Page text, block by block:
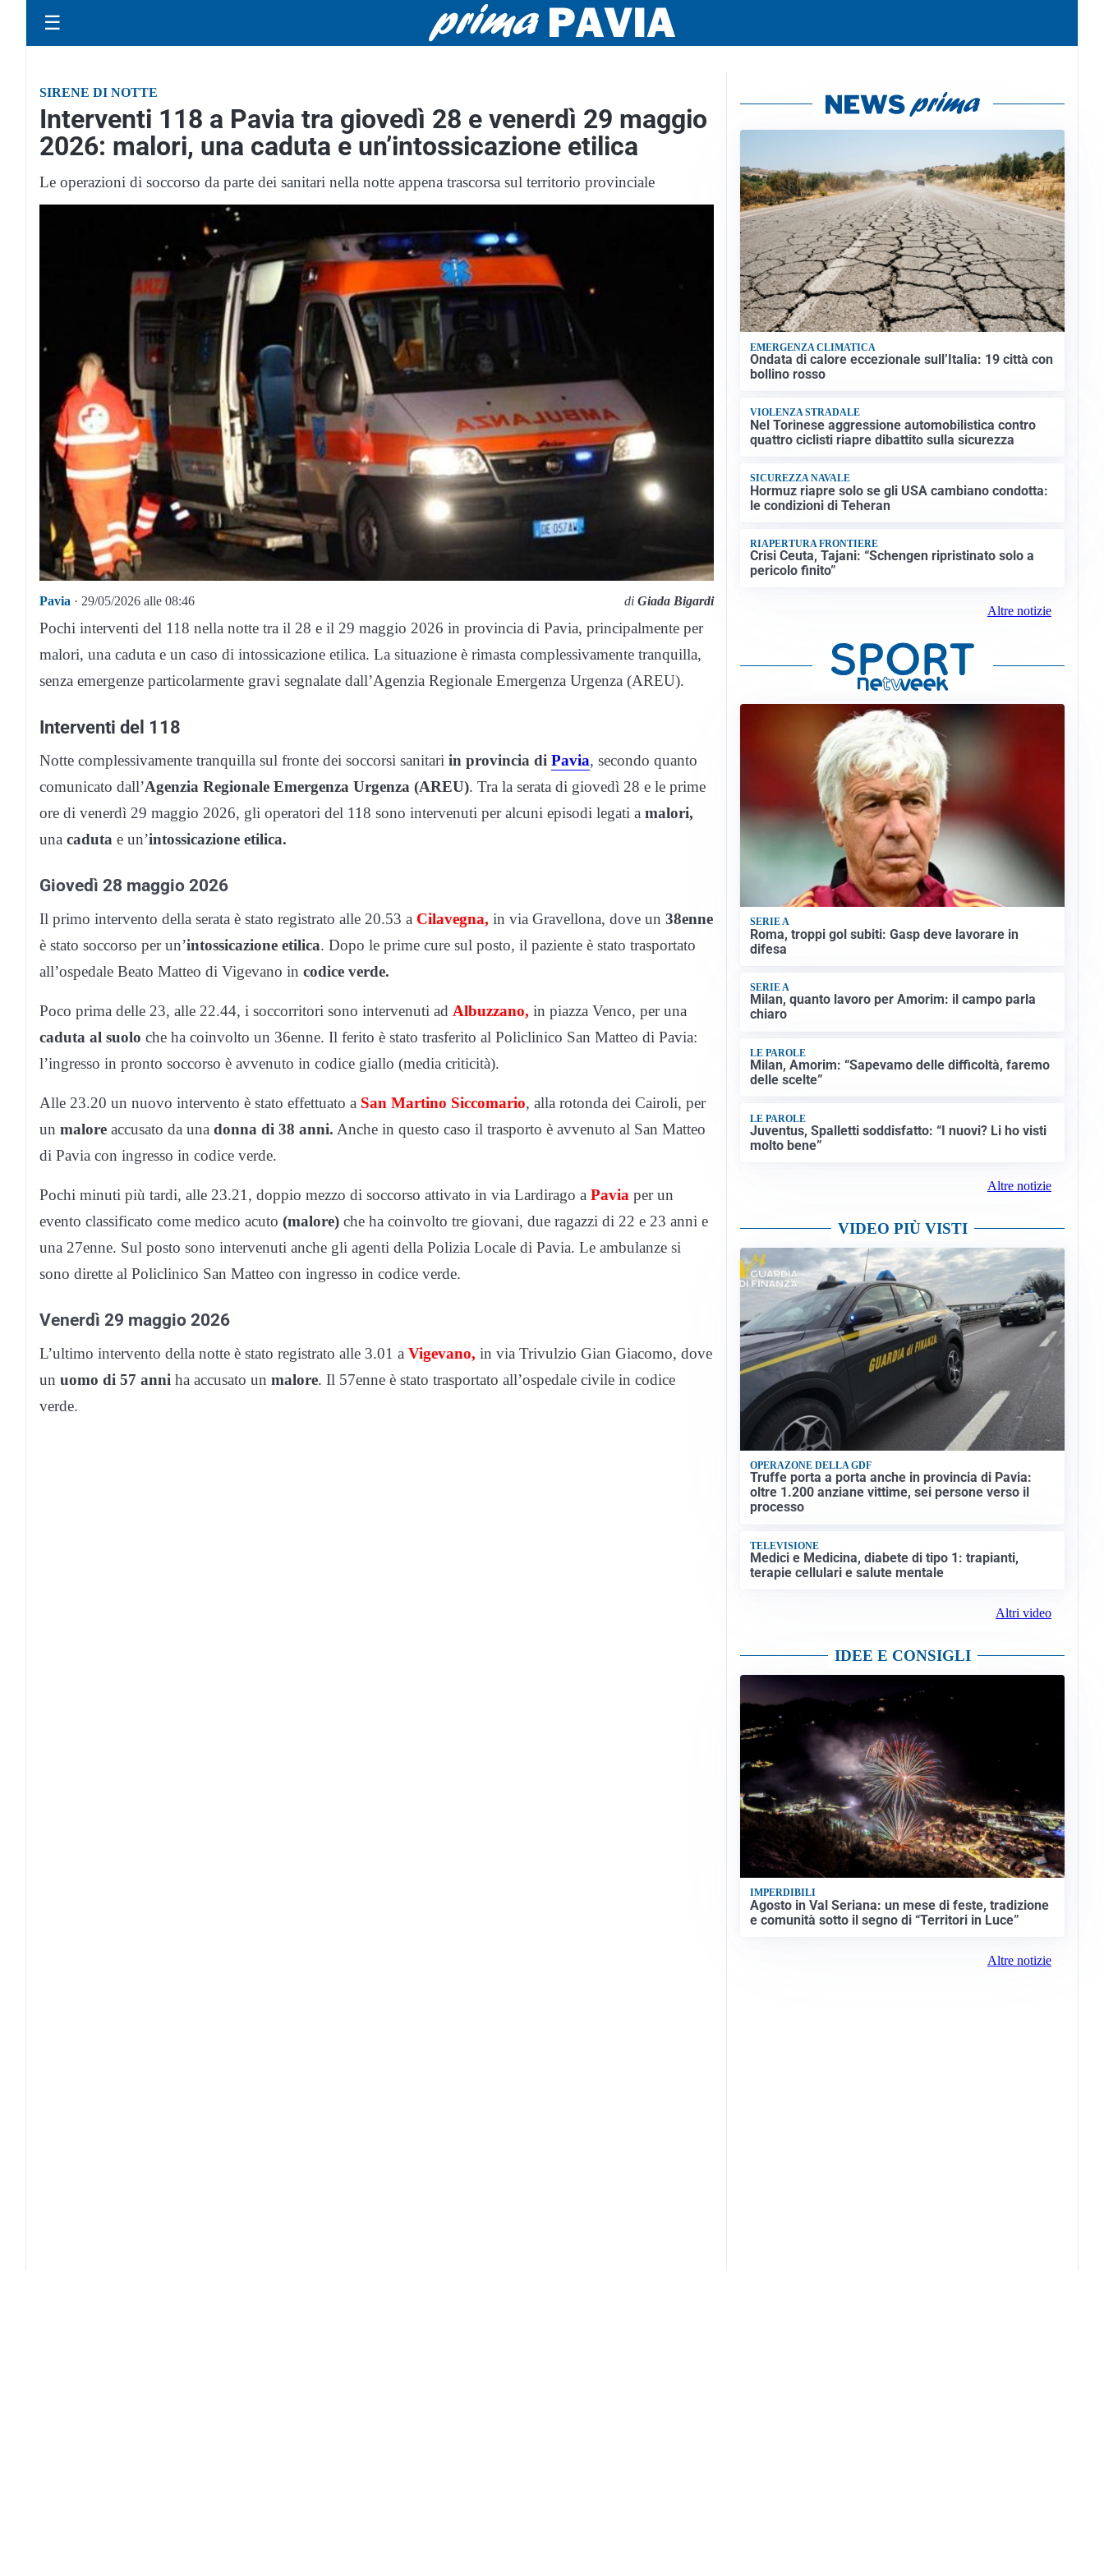
☰
SIRENE DI NOTTE
Interventi 118 a Pavia tra giovedì 28 e venerdì 29 maggio
2026: malori, una caduta e un’intossicazione etilica
Le operazioni di soccorso da parte dei sanitari nella notte appena trascorsa sul territorio provinciale
Pavia · 29/05/2026 alle 08:46 diGiada Bigardi
Pochi interventi del 118 nella notte tra il 28 e il 29 maggio 2026 in provincia di Pavia, principalmente per
malori, una caduta e un caso di intossicazione etilica. La situazione è rimasta complessivamente tranquilla,
senza emergenze particolarmente gravi segnalate dall’Agenzia Regionale Emergenza Urgenza (AREU).
Interventi del 118
Notte complessivamente tranquilla sul fronte dei soccorsi sanitari in provincia di Pavia, secondo quanto
comunicato dall’Agenzia Regionale Emergenza Urgenza (AREU). Tra la serata di giovedì 28 e le prime
ore di venerdì 29 maggio 2026, gli operatori del 118 sono intervenuti per alcuni episodi legati a malori,
una caduta e un’intossicazione etilica.
Giovedì 28 maggio 2026
Il primo intervento della serata è stato registrato alle 20.53 a Cilavegna, in via Gravellona, dove un 38enne
è stato soccorso per un’intossicazione etilica. Dopo le prime cure sul posto, il paziente è stato trasportato
all’ospedale Beato Matteo di Vigevano in codice verde.
Poco prima delle 23, alle 22.44, i soccorritori sono intervenuti ad Albuzzano, in piazza Venco, per una
caduta al suolo che ha coinvolto un 36enne. Il ferito è stato trasferito al Policlinico San Matteo di Pavia:
l’ingresso in pronto soccorso è avvenuto in codice giallo (media criticità).
Alle 23.20 un nuovo intervento è stato effettuato a San Martino Siccomario, alla rotonda dei Cairoli, per
un malore accusato da una donna di 38 anni. Anche in questo caso il trasporto è avvenuto al San Matteo
di Pavia con ingresso in codice verde.
Pochi minuti più tardi, alle 23.21, doppio mezzo di soccorso attivato in via Lardirago a Pavia per un
evento classificato come medico acuto (malore) che ha coinvolto tre giovani, due ragazzi di 22 e 23 anni e
una 27enne. Sul posto sono intervenuti anche gli agenti della Polizia Locale di Pavia. Le ambulanze si
sono dirette al Policlinico San Matteo con ingresso in codice verde.
Venerdì 29 maggio 2026
L’ultimo intervento della notte è stato registrato alle 3.01 a Vigevano, in via Trivulzio Gian Giacomo, dove
un uomo di 57 anni ha accusato un malore. Il 57enne è stato trasportato all’ospedale civile in codice
verde.
EMERGENZA CLIMATICA
Ondata di calore eccezionale sull’Italia: 19 città con
bollino rosso
VIOLENZA STRADALE
Nel Torinese aggressione automobilistica contro
quattro ciclisti riapre dibattito sulla sicurezza
SICUREZZA NAVALE
Hormuz riapre solo se gli USA cambiano condotta:
le condizioni di Teheran
RIAPERTURA FRONTIERE
Crisi Ceuta, Tajani: “Schengen ripristinato solo a
pericolo finito”
Altre notizie
SERIE A
Roma, troppi gol subiti: Gasp deve lavorare in
difesa
SERIE A
Milan, quanto lavoro per Amorim: il campo parla
chiaro
LE PAROLE
Milan, Amorim: “Sapevamo delle difficoltà, faremo
delle scelte”
LE PAROLE
Juventus, Spalletti soddisfatto: “I nuovi? Li ho visti
molto bene”
Altre notizie
VIDEO PIÙ VISTI
OPERAZONE DELLA GDF
Truffe porta a porta anche in provincia di Pavia:
oltre 1.200 anziane vittime, sei persone verso il
processo
TELEVISIONE
Medici e Medicina, diabete di tipo 1: trapianti,
terapie cellulari e salute mentale
Altri video
IDEE E CONSIGLI
IMPERDIBILI
Agosto in Val Seriana: un mese di feste, tradizione
e comunità sotto il segno di “Territori in Luce”
Altre notizie